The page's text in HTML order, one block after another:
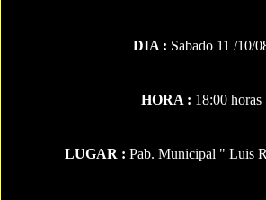
DIA : Sabado 11 /10/
HORA : 18:00 horas
LUGAR : Pab. Municipal " Luis